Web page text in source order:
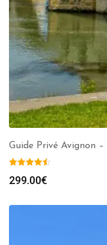
Guide Privé Avignon –
299.00€